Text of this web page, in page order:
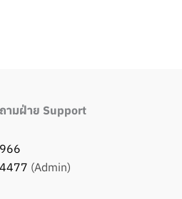
ามฝ่าย Support
(Admin)